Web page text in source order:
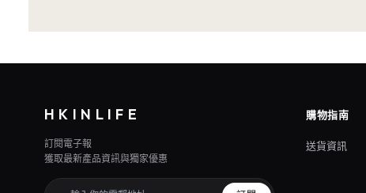
HKINLIFE
訂閱電子報
獲取最新產品資訊與獨家優惠
購物指南
送貨資訊